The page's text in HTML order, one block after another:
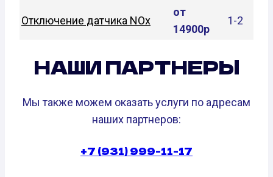
Отключение датчика NOx
от
14900р
1-2
НАШИ ПАРТНЕРЫ
Мы также можем оказать услуги по адресам
наших партнеров:
+7 (931) 999-11-17